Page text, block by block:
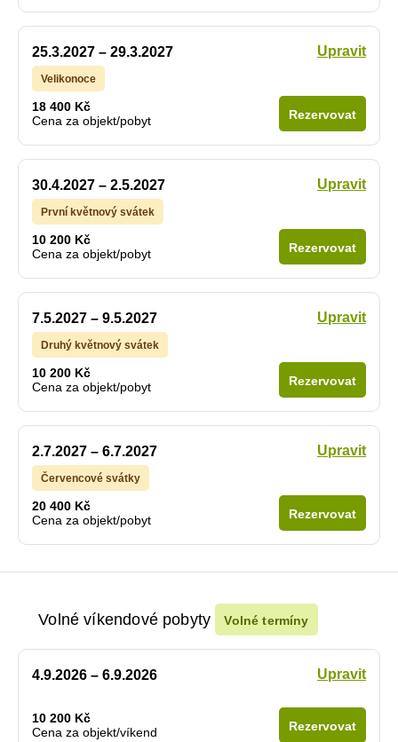
25.3.2027 – 29.3.2027 Upravit
Velikonoce
18 400 Kč
Cena za objekt/pobyt
Rezervovat
30.4.2027 – 2.5.2027 Upravit
První květnový svátek
10 200 Kč
Cena za objekt/pobyt
Rezervovat
7.5.2027 – 9.5.2027 Upravit
Druhý květnový svátek
10 200 Kč
Cena za objekt/pobyt
Rezervovat
2.7.2027 – 6.7.2027 Upravit
Červencové svátky
20 400 Kč
Cena za objekt/pobyt
Rezervovat
Volné víkendové pobyty Volné termíny
4.9.2026 – 6.9.2026 Upravit
10 200 Kč
Cena za objekt/víkend
Rezervovat